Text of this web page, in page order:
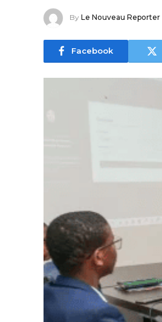
By Le Nouveau Reporter
Facebook